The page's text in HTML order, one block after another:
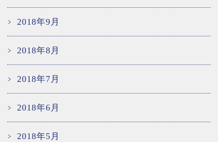
2018年9月
2018年8月
2018年7月
2018年6月
2018年5月